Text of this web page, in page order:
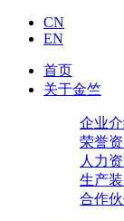
CN
EN
首页
关于金竺
企业
荣誉
人力
生产
合作